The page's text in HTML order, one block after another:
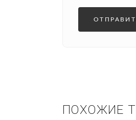
ПОХОЖИЕ